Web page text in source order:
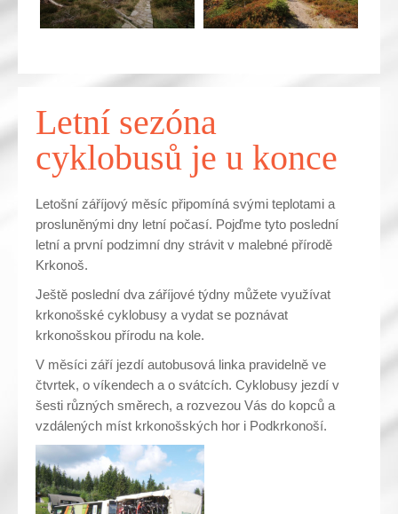
Letní sezóna
cyklobusů je u konce
Letošní záříjový měsíc připomíná svými teplotami a
prosluněnými dny letní počasí. Pojďme tyto poslední
letní a první podzimní dny strávit v malebné přírodě
Krkonoš.
Ještě poslední dva záříjové týdny můžete využívat
krkonošské cyklobusy a vydat se poznávat
krkonošskou přírodu na kole.
V měsíci září jezdí autobusová linka pravidelně ve
čtvrtek, o víkendech a o svátcích. Cyklobusy jezdí v
šesti různých směrech, a rozvezou Vás do kopců a
vzdálených míst krkonošských hor i Podkrkonoší.